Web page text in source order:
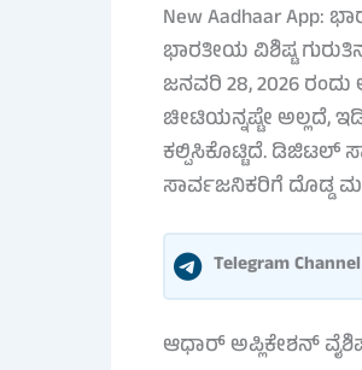
New Aadhaar App:
ಭಾರತೀಯ ವಿಶಿಷ್ಟ
ಜನವರಿ 28, 2026
ಚೀಟಿಯನ್ನಷ್ಟೇ ಅಲ್ಲದೆ,
ಕಲ್ಪಿಸಿಕೊಟ್ಟಿದೆ. ಡಿಜಿಟಲ್
ಸಾರ್ವಜನಿಕರಿಗೆ ದೊಡ್ಡ
Telegram Channel
ಆಧಾರ್ ಅಪ್ಲಿಕೇಶನ್